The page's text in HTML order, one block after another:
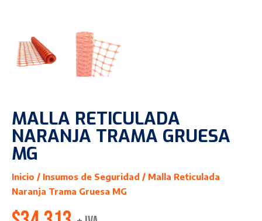
MALLA RETICULADA
NARANJA TRAMA GRUESA
MG
Inicio / Insumos de Seguridad / Malla Reticulada
Naranja Trama Gruesa MG